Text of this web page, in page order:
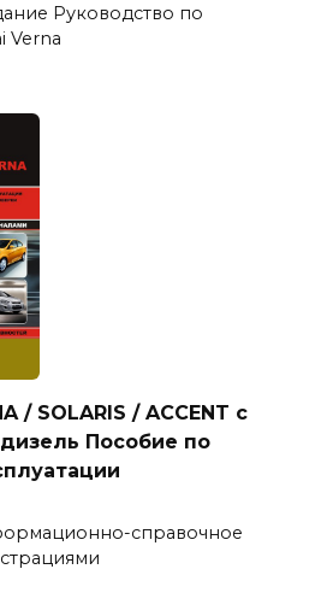
Руководство по
Verna
/ SOLARIS / ACCENT с
Пособие по
справочное